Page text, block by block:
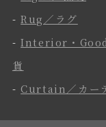
-Rug／ラグ
-Interior・
貨
- Curtain／カー